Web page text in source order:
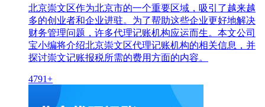
北京崇文区作为北京市的一个重要区域，吸引了越来越
多的创业者和企业进驻。为了帮助这些企业更好地解决
财务管理问题，许多代理记账机构应运而生。本文公司
宝小编将介绍北京崇文区代理记账机构的相关信息，并
探讨崇文记账报税所需的费用方面的内容。
4791+